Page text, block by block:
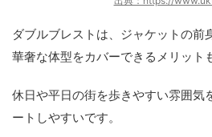
ダブルブレストは、ジャケットの前
華奢な体型をカバーできるメリット
休日や平日の街を歩きやすい雰囲気
ートしやすいです。